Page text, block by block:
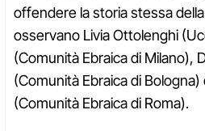
offendere la storia stessa
osservano Livia Ottolenghi
(Comunità Ebraica di Milano),
(Comunità Ebraica di Bologna)
(Comunità Ebraica di Roma).